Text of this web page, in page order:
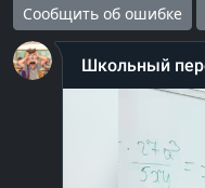
Сообщить об ошибке